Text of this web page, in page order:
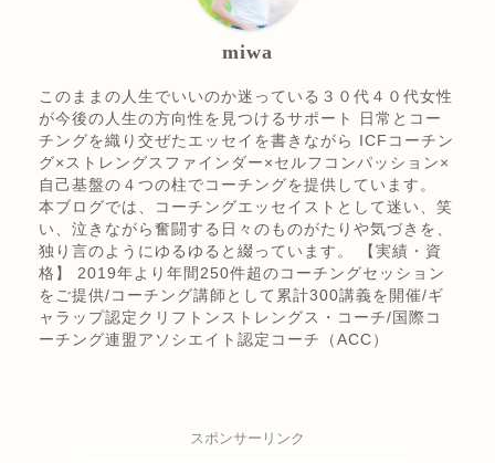
miwa
このままの人生でいいのか迷っている３０代４０代女性
が今後の人生の方向性を見つけるサポート 日常とコー
チングを織り交ぜたエッセイを書きながら ICFコーチン
グ×ストレングスファインダー×セルフコンパッション×
自己基盤の４つの柱でコーチングを提供しています。
本ブログでは、コーチングエッセイストとして迷い、笑
い、泣きながら奮闘する日々のものがたりや気づきを、
独り言のようにゆるゆると綴っています。 【実績・資
格】 2019年より年間250件超のコーチングセッション
をご提供/コーチング講師として累計300講義を開催/ギ
ャラップ認定クリフトンストレングス・コーチ/国際コ
ーチング連盟アソシエイト認定コーチ（ACC）
スポンサーリンク